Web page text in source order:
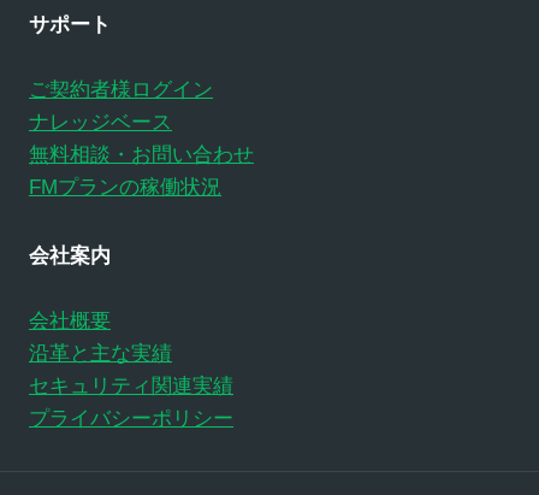
サポート
ご契約者様ログイン
ナレッジベース
無料相談・お問い合わせ
FMプランの稼働状況
会社案内
会社概要
沿革と主な実績
セキュリティ関連実績
プライバシーポリシー